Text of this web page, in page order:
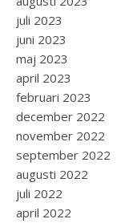
juli 2023
juni 2023
maj 2023
april 2023
februari 2023
december 2022
november 2022
september 2022
augusti 2022
juli 2022
april 2022